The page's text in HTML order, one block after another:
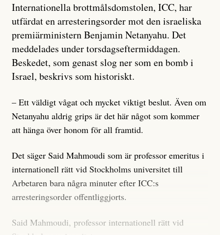
Internationella brottmålsdomstolen, ICC, har
utfärdat en arresteringsorder mot den israeliska
premiärministern Benjamin Netanyahu. Det
meddelades under torsdagseftermiddagen.
Beskedet, som genast slog ner som en bomb i
Israel, beskrivs som historiskt.
– Ett väldigt vågat och mycket viktigt beslut. Även om
Netanyahu aldrig grips är det här något som kommer
att hänga över honom för all framtid.
Det säger Said Mahmoudi som är professor emeritus i
internationell rätt vid Stockholms universitet till
Arbetaren bara några minuter efter ICC:s
arresteringsorder offentliggjorts.
Said Mahmoudi, professor internationell rätt vid